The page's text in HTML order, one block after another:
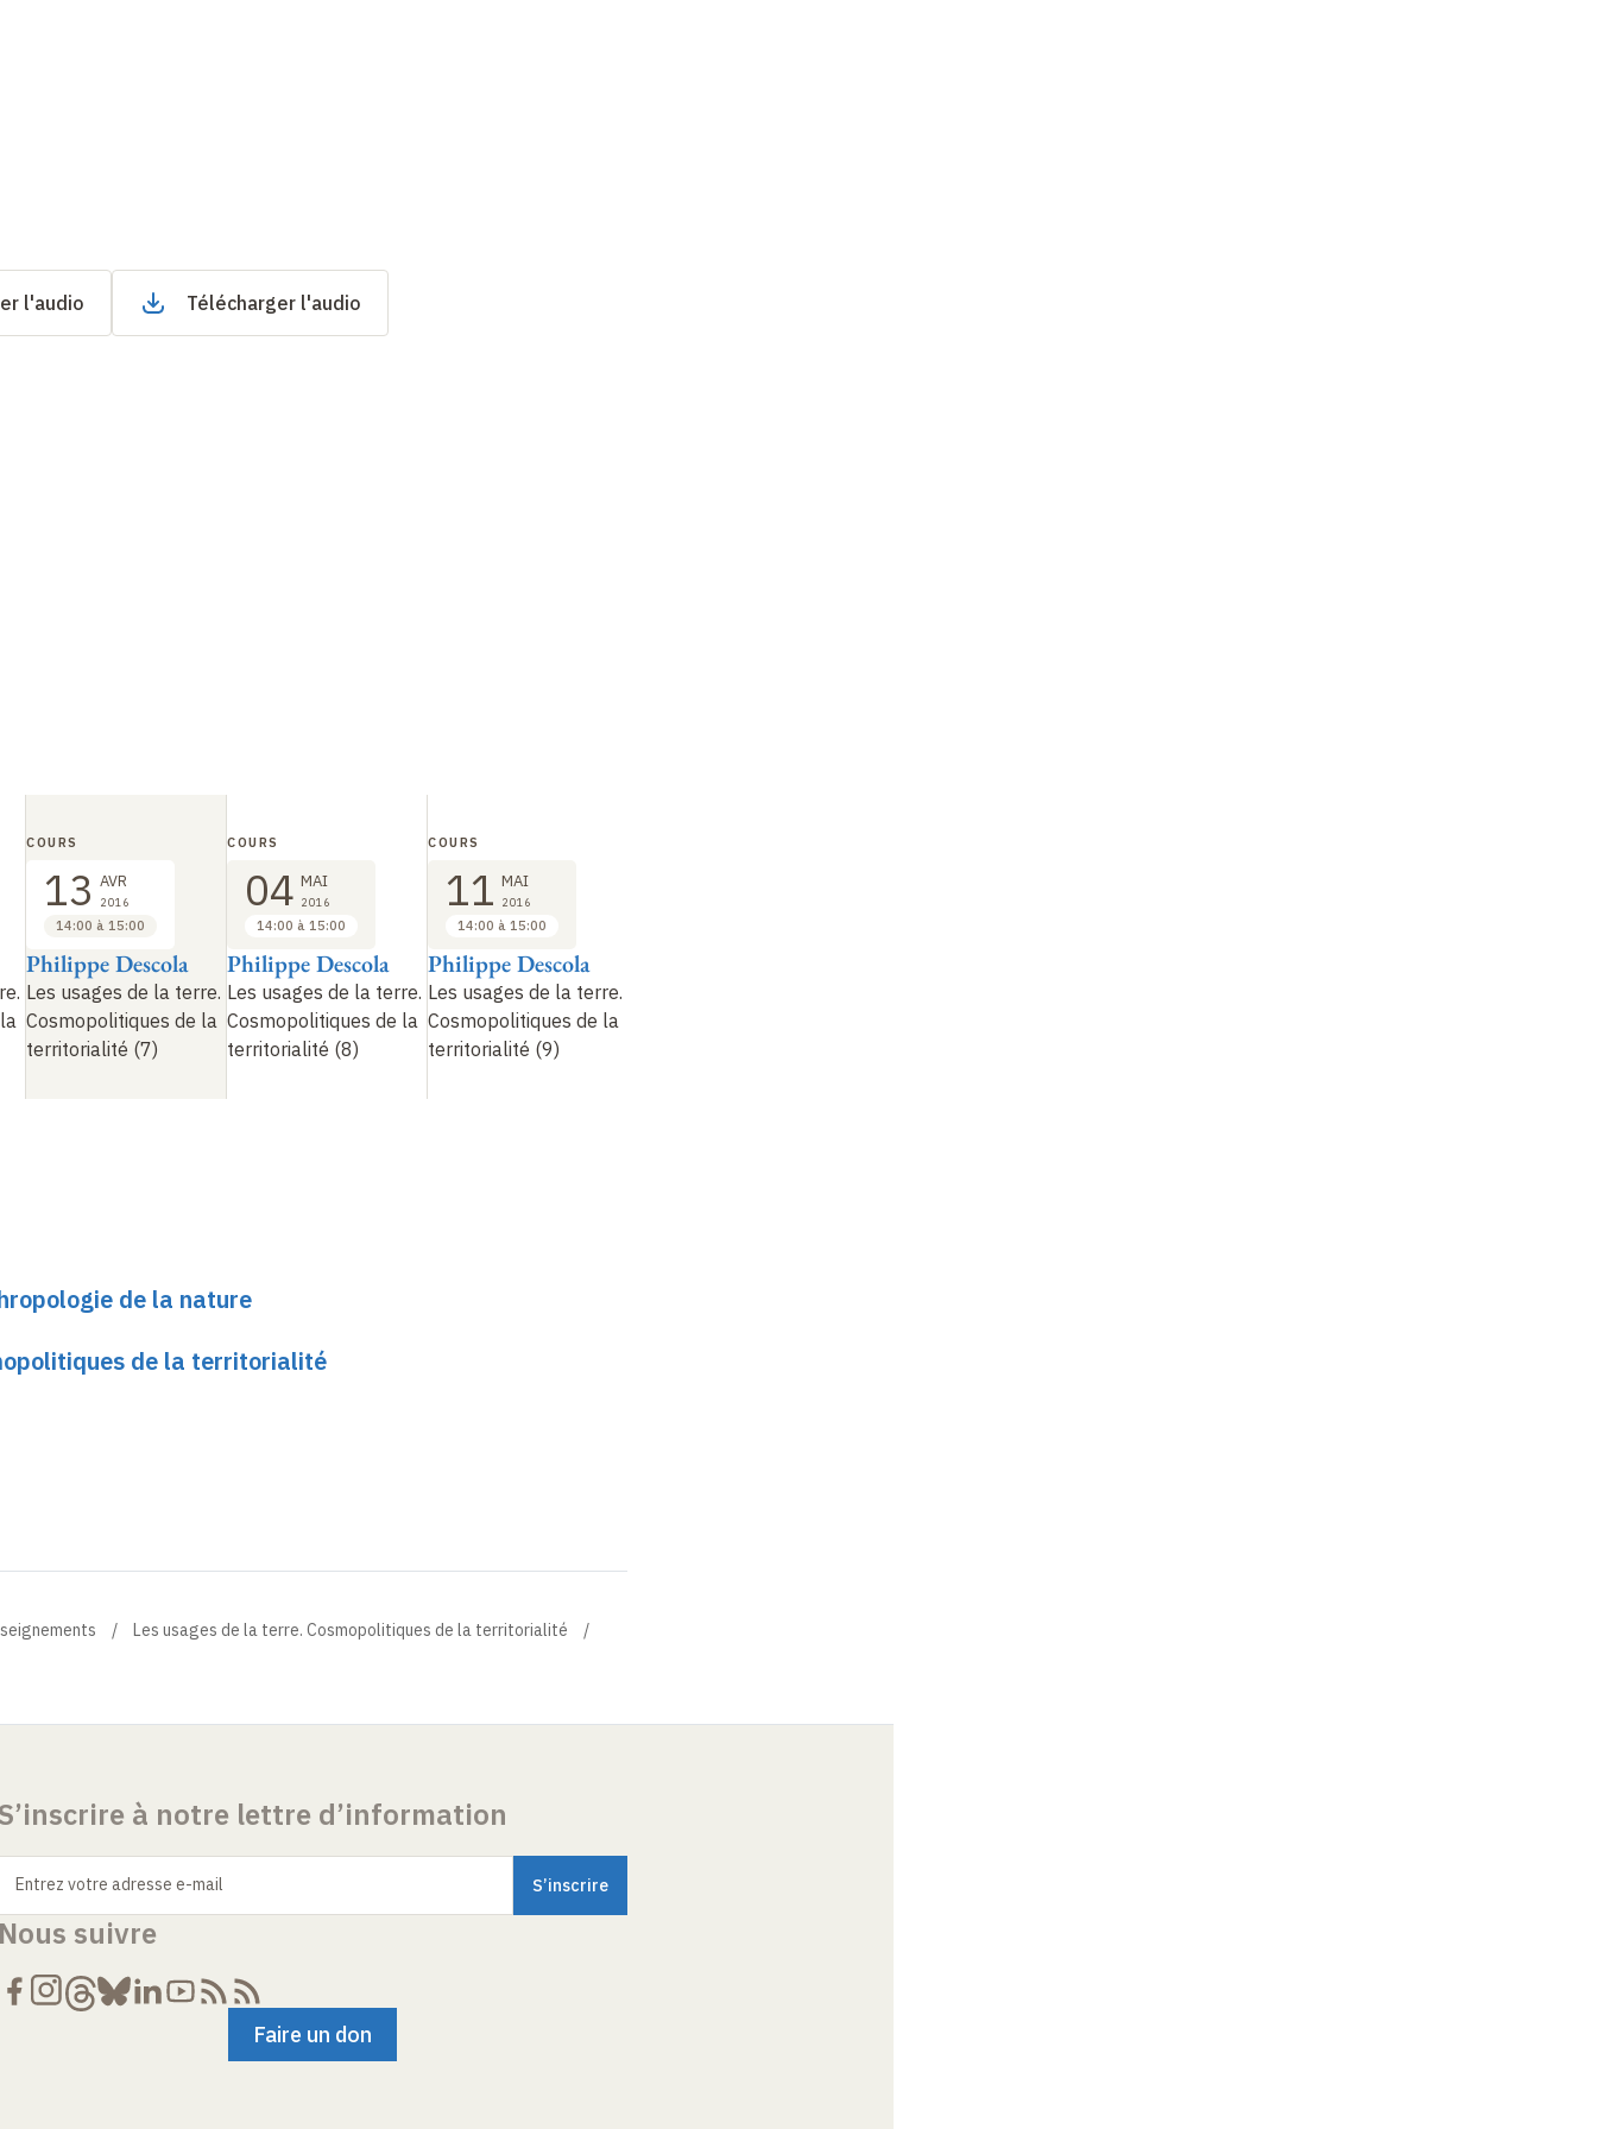
l'audio Télécharger l'audio
Les usages de la terre.
Cosmopolitiques de la
territorialité (7)
Philippe Descola
COURS
13 AVR
2016
14:00 à 15:00
Les usages de la terre.
Cosmopolitiques de la
territorialité (8)
Philippe Descola
COURS
04 MAI
2016
14:00 à 15:00
Les usages de la terre.
Cosmopolitiques de la
territorialité (9)
Philippe Descola
COURS
11 MAI
2016
14:00 à 15:00
de la nature
de la territorialité
Les usages de la terre. Cosmopolitiques de la territorialité
à notre lettre d’information
Entrez votre adresse e-mail
suivre
Faire un don